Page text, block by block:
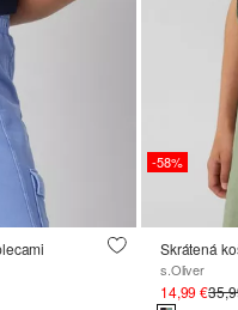
-58%
Skrátená
s.Oliver
14,99 €